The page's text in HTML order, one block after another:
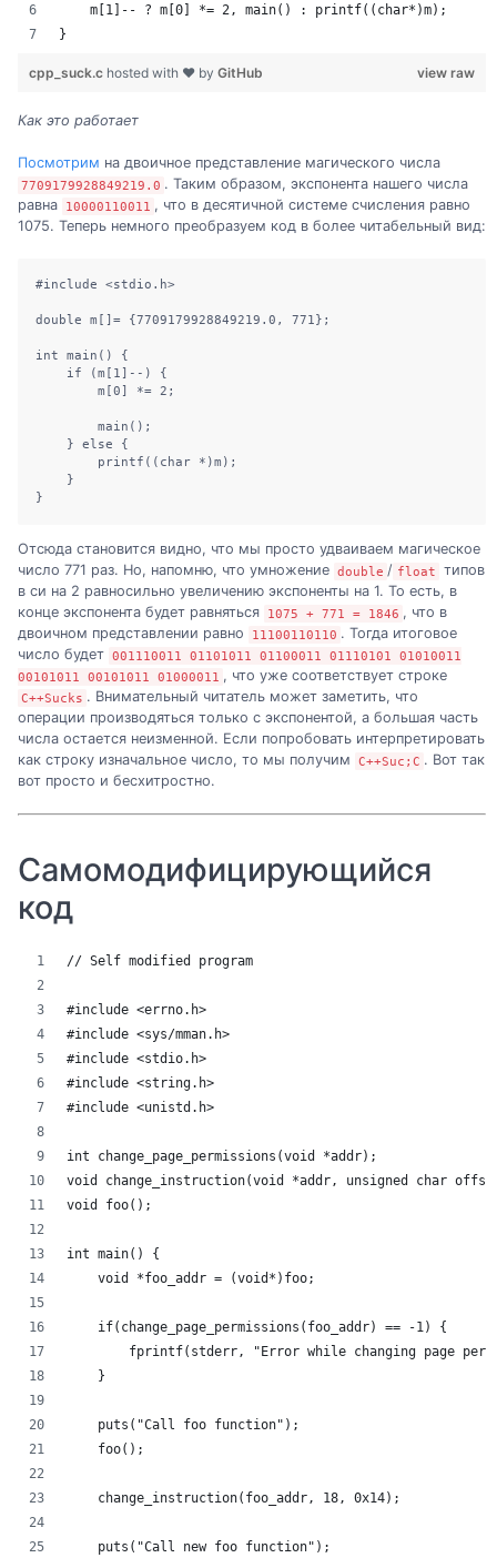
    m[1]-- ? m[0] *= 2, main() : printf((char*)m);
}
view raw
cpp_suck.c hosted with ❤ by GitHub
Как это работает
Посмотрим на двоичное представление магического числа
7709179928849219.0 . Таким образом, экспонента нашего числа
равна
10000110011 , что в десятичной системе счисления равно
1075. Теперь немного преобразуем код в более читабельный вид:
#include <stdio.h>
double m[]= {7709179928849219.0, 771};
int main() {
    if (m[1]--) {
        m[0] *= 2;
        main();
    } else {
        printf((char *)m);
    }
}
Отсюда становится видно, что мы просто удваиваем магическое
число 771 раз. Но, напомню, что умножение double / float
типов
в си на 2 равносильно увеличению экспоненты на 1. То есть, в
конце экспонента будет равняться
1075 + 771 = 1846 , что в
двоичном представлении равно
11100110110 . Тогда итоговое
число будет 001110011 01101011 01100011 01110101 01010011
00101011 00101011 01000011 , что уже соответствует строке
C++Sucks . Внимательный читатель может заметить, что
операции производяться только с экспонентой, а большая часть
числа остается неизменной. Если попробовать интерпретировать
как строку изначальное число, то мы получим
C++Suc;C . Вот так
вот просто и бесхитростно.
Самомодифицирующийся
код
// Self modified program
#include <errno.h>
#include <sys/mman.h>
#include <stdio.h>
#include <string.h>
#include <unistd.h>
int change_page_permissions(void *addr);
void change_instruction(void *addr, unsigned char
void foo();
int main() {
    void *foo_addr = (void*)foo;
    if(change_page_permissions(foo_addr) == -1) {
fprintf(stderr, "Error while changing page
    }
    puts("Call foo function");
    foo();
    change_instruction(foo_addr, 18, 0x14);
    puts("Call new foo function");